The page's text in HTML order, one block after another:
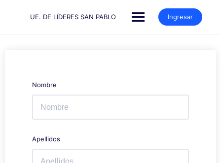
UE. DE LÍDERES SAN PABLO Ingresar
Nombre
Apellidos